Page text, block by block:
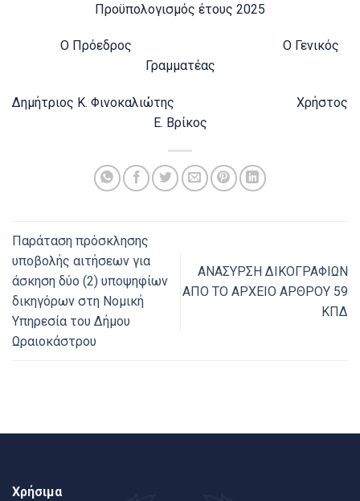
Προϋπολογισμός έτους 2025
Ο Πρόεδρος Ο Γενικός
Γραμματέας
Δημήτριος Κ. Φινοκαλιώτης Χρήστος
Ε. Βρίκος
Παράταση πρόσκλησης
υποβολής αιτήσεων για
άσκηση δύο (2) υποψηφίων
δικηγόρων στη Νομική
Υπηρεσία του Δήμου
Ωραιοκάστρου
ΑΝΑΣΥΡΣΗ ΔΙΚΟΓΡΑΦΙΩΝ
ΑΠΟ ΤΟ ΑΡΧΕΙΟ ΑΡΘΡΟΥ 59
ΚΠΔ
Χρήσιμα